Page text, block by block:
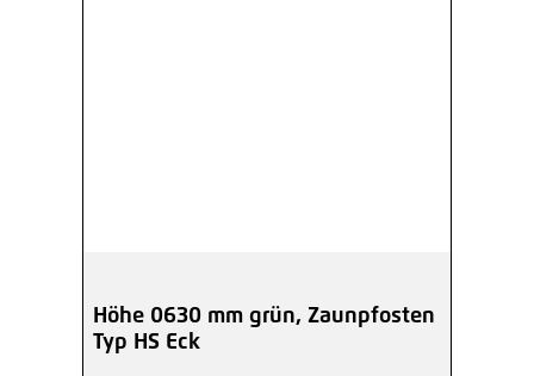
Höhe 0630 mm grün, Zaunpfosten
Typ HS Eck